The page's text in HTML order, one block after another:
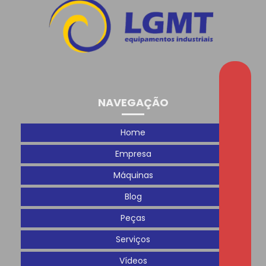
Feira Plástico Brasil 2025: Um Sucesso de Conexões e
Oportunidades
Gostaríamos de agradecer a todos que passaram
pelo nosso estande na Plastfair!
Hoje é o segundo dia de Plastfair!
Homenagem ao Dia das Mães para colaboradoras
Inovação, tecnologia e extrusão: LGMT estará na
Integração
NAVEGAÇÃO
Home
Empresa
Máquinas
Blog
Peças
Serviços
Vídeos